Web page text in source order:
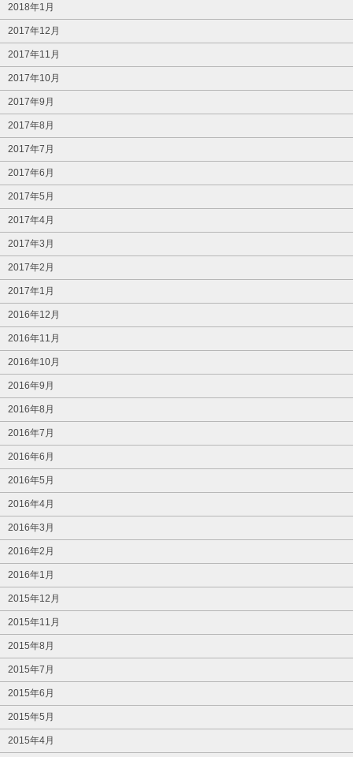
2018年1月
2017年12月
2017年11月
2017年10月
2017年9月
2017年8月
2017年7月
2017年6月
2017年5月
2017年4月
2017年3月
2017年2月
2017年1月
2016年12月
2016年11月
2016年10月
2016年9月
2016年8月
2016年7月
2016年6月
2016年5月
2016年4月
2016年3月
2016年2月
2016年1月
2015年12月
2015年11月
2015年8月
2015年7月
2015年6月
2015年5月
2015年4月